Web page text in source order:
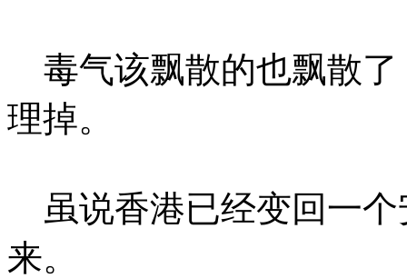
毒气该飘散的也飘散了
理掉。
虽说香港已经变回一个
来。